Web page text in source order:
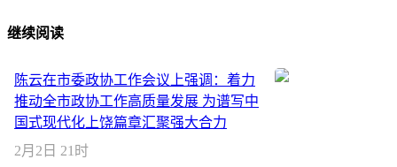
继续阅读
陈云在市委政协工作会议上强调：着力
推动全市政协工作高质量发展 为谱写中
国式现代化上饶篇章汇聚强大合力
2月2日 21时